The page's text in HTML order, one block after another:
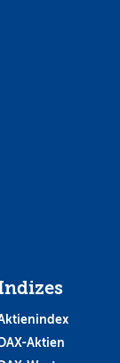
DAX-Aktien